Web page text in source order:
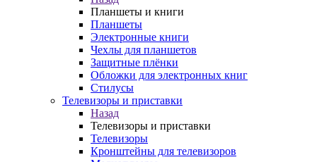
Планшеты и книги
Планшеты
Электронные книги
Чехлы для планшетов
Защитные плёнки
Обложки для электронных книг
Стилусы
Телевизоры и приставки
Назад
Телевизоры и приставки
Телевизоры
Кронштейны для телевизоров